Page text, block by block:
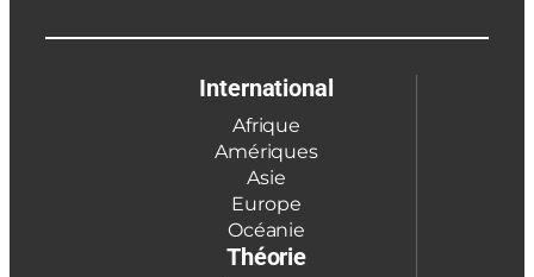
International
Afrique
Amériques
Asie
Europe
Océanie
Théorie